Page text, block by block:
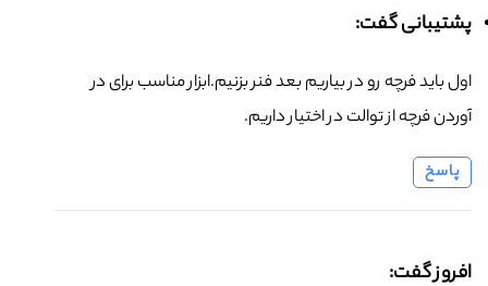
پشتیبانی گفت:
اول باید فرچه رو در بیاریم بعد فنر بزنیم.ابزار مناسب برای در
آوردن فرچه از توالت در اختیار داریم.
پاسخ
افروز گفت: